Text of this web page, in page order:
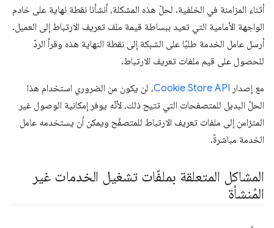
أثناء المزامنة في الخلفية. لحلّ هذه المشكلة، أنشأنا نقطة نهاية على خادم
الواجهة الأمامية التي تعيد ببساطة قيمة ملف تعريف الارتباط إلى العميل.
أرسل عامل الخدمة طلبًا على الشبكة إلى نقطة النهاية هذه وقرأ الردّ
للحصول على قيم ملفات تعريف الارتباط.
مع إصدار Cookie Store API، لن يكون من الضروري استخدام هذا
الحلّ البديل للمتصفحات التي تتيح ذلك، لأنّه يوفر إمكانية الوصول غير
المتزامن إلى ملفات تعريف الارتباط للمتصفّح ويمكن أن يستخدمه عامل
الخدمة مباشرةً.
المشاكل المتعلقة بملفّات تشغيل الخدمات غير
المُنشأة